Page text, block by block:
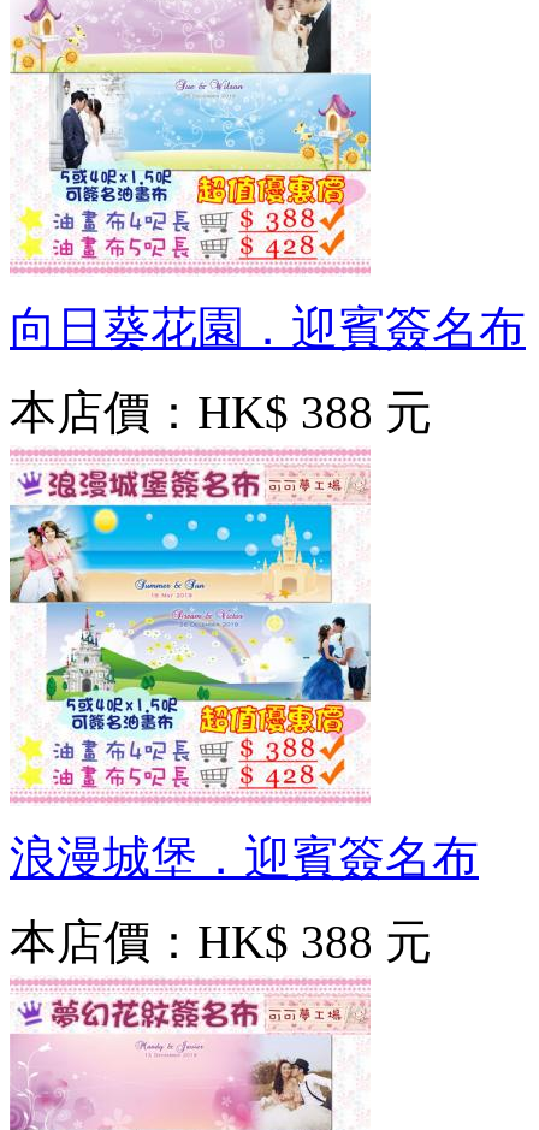
向日葵花園．迎賓簽名布
本店價： HK$ 388 元
浪漫城堡．迎賓簽名布
本店價： HK$ 388 元